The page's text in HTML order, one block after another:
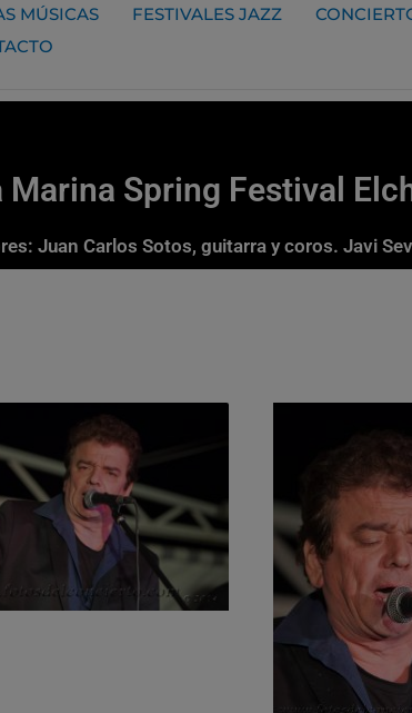
MÚSICAS FESTIVALES JAZZ
Spring Festival
Juan Carlos Sotos, guitarra y coros. Javi